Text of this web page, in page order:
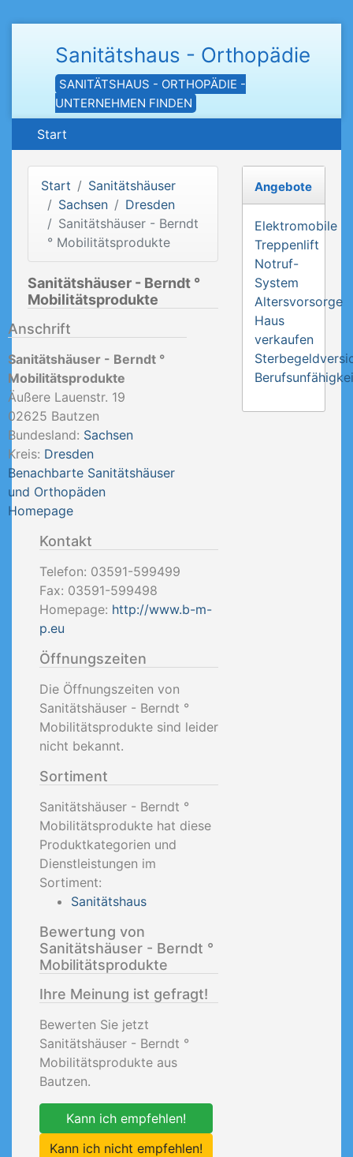
Sanitätshaus - Orthopädie
SANITÄTSHAUS - ORTHOPÄDIE -
UNTERNEHMEN FINDEN
Start
Start
Sanitätshäuser
Sachsen
Dresden
Sanitätshäuser - Berndt
° Mobilitätsprodukte
Sanitätshäuser - Berndt °
Mobilitätsprodukte
Anschrift
Sanitätshäuser - Berndt °
Mobilitätsprodukte
Äußere Lauenstr. 19
02625 Bautzen
Bundesland: Sachsen
Kreis: Dresden
Benachbarte Sanitätshäuser
und Orthopäden
Homepage
Kontakt
Telefon: 03591-599499
Fax: 03591-599498
Homepage: http://www.b-m-
p.eu
Öffnungszeiten
Die Öffnungszeiten von
Sanitätshäuser - Berndt °
Mobilitätsprodukte sind leider
nicht bekannt.
Sortiment
Sanitätshäuser - Berndt °
Mobilitätsprodukte hat diese
Produktkategorien und
Dienstleistungen im
Sortiment:
Sanitätshaus
Bewertung von
Sanitätshäuser - Berndt °
Mobilitätsprodukte
Ihre Meinung ist gefragt!
Bewerten Sie jetzt
Sanitätshäuser - Berndt °
Mobilitätsprodukte aus
Bautzen.
Kann ich empfehlen!
Kann ich nicht empfehlen!
Angebote
Elektromobile
Treppenlift
Notruf-
System
Altersvorsorge
Haus
verkaufen